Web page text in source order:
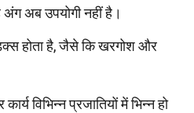
अब उपयोगी नहीं है।
होता है, जैसे कि खरगोश और
विभिन्न प्रजातियों में भिन्न हो